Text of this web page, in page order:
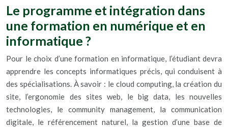
Le programme et intégration dans
une formation en numérique et en
informatique ?
Pour le choix d’une formation en informatique, l’étudiant devra
apprendre les concepts informatiques précis, qui conduisent à
des spécialisations. À savoir : le cloud computing, la création du
site, l’ergonomie des sites web, le big data, les nouvelles
technologies, le community management, la communication
digitale, le référencement naturel, la gestion d’une base de